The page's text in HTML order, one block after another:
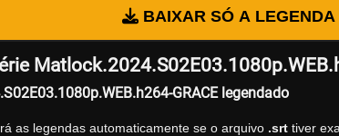
BAIXAR SÓ A LEGENDA
GRACE legendado
as legendas automaticamente se o arquivo .srttiver